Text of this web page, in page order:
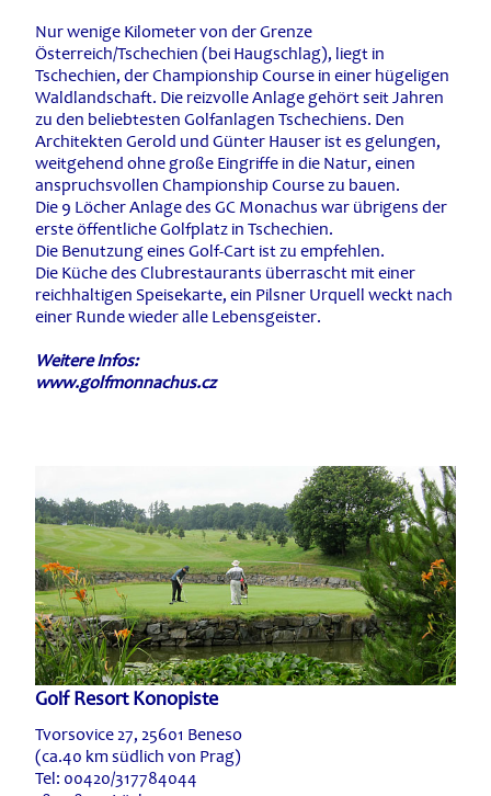
Nur wenige Kilometer von der Grenze
Österreich/Tschechien (bei Haugschlag), liegt in
Tschechien, der Championship Course in einer hügeligen
Waldlandschaft. Die reizvolle Anlage gehört seit Jahren
zu den beliebtesten Golfanlagen Tschechiens. Den
Architekten Gerold und Günter Hauser ist es gelungen,
weitgehend ohne große Eingriffe in die Natur, einen
anspruchsvollen Championship Course zu bauen.
Die 9 Löcher Anlage des GC Monachus war übrigens der
erste öffentliche Golfplatz in Tschechien.
Die Benutzung eines Golf-Cart ist zu empfehlen.
Die Küche des Clubrestaurants überrascht mit einer
reichhaltigen Speisekarte, ein Pilsner Urquell weckt nach
einer Runde wieder alle Lebensgeister.
Weitere Infos:
www.golfmonnachus.cz
Golf Resort Konopiste
Tvorsovice 27, 25601 Beneso
(ca.40 km südlich von Prag)
Tel: 00420/317784044